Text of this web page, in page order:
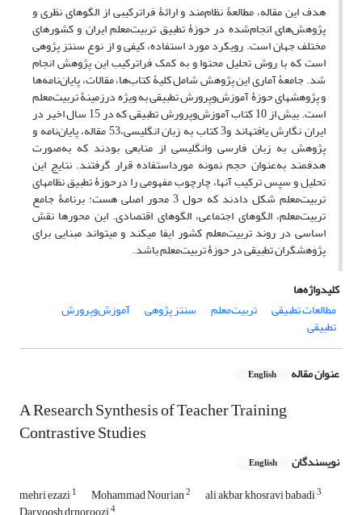
هدف این مقاله، مطالعۀ نظام‌مند و ارائۀ فراترکیبی از الگوهای نظری و
پژوهش‌های انجام‌شده در حوزۀ تطبیق تربیت‌معلم ایران و کشورهای
مختلف جهان است. رویکرد مورد استفاده، کیفی و از نوع سنتز پژوهی
است که با روش تحلیل محتوا و به کمک فراترکیب این پژوهش انجام
شد. جامعۀ آماری این پژوهش شامل کلیۀ کتاب‌ها، مقالات، پایان‌نامه‌ها
و پژوهش­های حوزۀ آموزش‌وپرورش تطبیقی به ویژه درزمینۀ تربیت‌معلم
است. بیش از 10 کتاب آموزش‌وپرورش تطبیقی که در 15 سال اخیر در
ایران نگارش یافته­اند و3 کتاب به زبان انگلیسی،53 مقاله، پایان‌نامه و
پژوهش به زبان فارسی وانگلیسی از منابعی بودند که به‌صورت
هدفمند به‌عنوان حجم نمونه مورداستفاده قرار گرفتند. نتایج این
تحلیل و سپس ترکیب آن­ها، چارچوب مفهومی را درحوزۀ تطبیق نظام­های
تربیت‌معلم شکل دادند که حول 3 محور اصلی هست: برنامۀ جامع
تربیت‌معلم، الگوهای اجتماعی، الگوهای اقتصادی. این محورها نقش
اساسی در روند تربیت‌معلم کشور ایفا می­کند و می­تواند مبنایی برای
پژوهشگران تطبیقی در حوزۀ تربیت‌معلم باشد.
کلیدواژه‌ها
مطالعات تطبیقی
تربیت‌معلم سنتز پژوهی آموزش‌وپرورش
تطبیقی
عنوان مقاله English
A Research Synthesis of Teacher Training
Contrastive Studies
نویسندگان English
mehri ezazi1 Mohammad Nourian2 ali akbar khosravi babadi3
4